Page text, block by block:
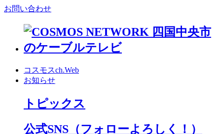
お問い合わせ
コスモスch.Web
お知らせ
トピックス
公式SNS （フォローよろしく！）